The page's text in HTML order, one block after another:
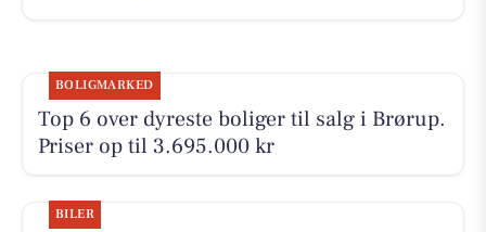
BOLIGMARKED
Top 6 over dyreste boliger til salg i Brørup.
Priser op til 3.695.000 kr
BILER